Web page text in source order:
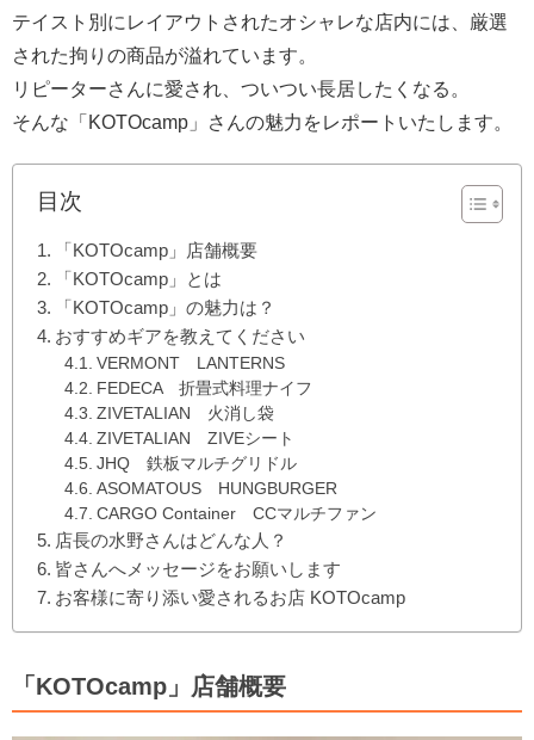
テイスト別にレイアウトされたオシャレな店内には、厳選
された拘りの商品が溢れています。
リピーターさんに愛され、ついつい長居したくなる。
そんな「KOTOcamp」さんの魅力をレポートいたします。
目次
「KOTOcamp」店舗概要
「KOTOcamp」とは
「KOTOcamp」の魅力は？
おすすめギアを教えてください
VERMONT LANTERNS
FEDECA 折畳式料理ナイフ
ZIVETALIAN 火消し袋
ZIVETALIAN ZIVEシート
JHQ 鉄板マルチグリドル
ASOMATOUS HUNGBURGER
CARGO Container CCマルチファン
店長の水野さんはどんな人？
皆さんへメッセージをお願いします
お客様に寄り添い愛されるお店 KOTOcamp
「KOTOcamp」店舗概要